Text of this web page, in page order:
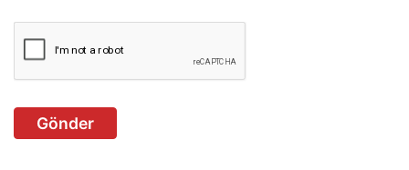
Gönder